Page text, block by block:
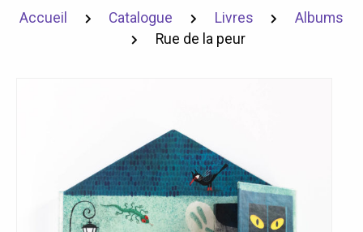
Accueil Catalogue Livres
Albums
Rue de la peur